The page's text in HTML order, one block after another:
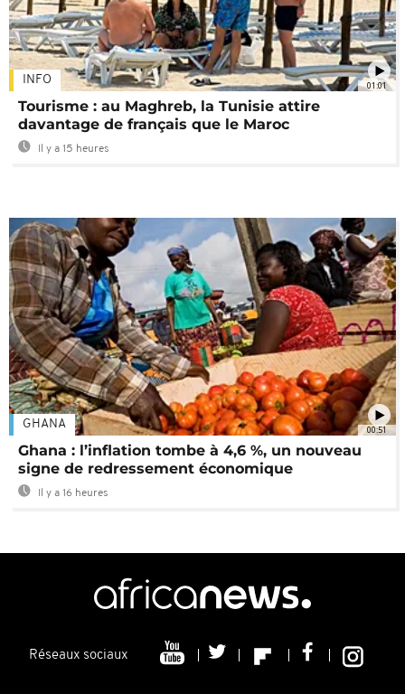
01:01
INFO
Tourisme : au Maghreb, la Tunisie attire
davantage de français que le Maroc
Il y a 15 heures
00:51
GHANA
Ghana : l’inflation tombe à 4,6 %, un nouveau
signe de redressement économique
Il y a 16 heures
Réseaux sociaux